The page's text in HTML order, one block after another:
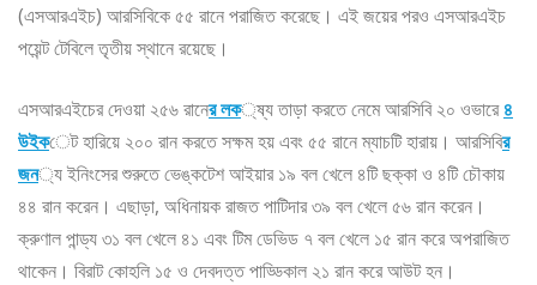
(এসআরএইচ) আরসিবিকে ৫৫ রানে পরাজিত করেছে। এই জয়ের পরও এসআরএইচ
পয়েন্ট টেবিলে তৃতীয় স্থানে রয়েছে।
এসআরএইচের দেওয়া ২৫৬ রানের লক্ষ্য তাড়া করতে নেমে আরসিবি ২০ ওভারে৪
উইকেট হারিয়ে ২০০ রান করতে সক্ষম হয় এবং ৫৫ রানে ম্যাচটি হারায়। আরসিবির
জন্য ইনিংসের শুরুতে ভেঙ্কটেশ আইয়ার ১৯ বল খেলে ৪টি ছক্কা ও ৪টি চৌকায়
৪৪ রান করেন। এছাড়া, অধিনায়ক রাজত পাটিদার ৩৯ বল খেলে ৫৬ রান করেন।
ক্রুণাল পান্ড্য ৩১ বল খেলে ৪১ এবং টিম ডেভিড ৭ বল খেলে ১৫ রান করে অপরাজিত
থাকেন। বিরাট কোহলি ১৫ ও দেবদত্ত পাড্ডিকাল ২১ রান করে আউট হন।